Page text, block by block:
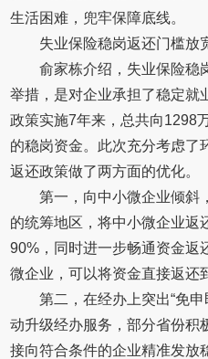
生活困难，兜牢保障底线。
失业保险稳岗返还门槛放
俞家栋介绍，失业保险稳
举措，是对企业承担了稳定就
政策实施7年来，总共向1298
的稳岗资金。此次充分考虑了
返还政策做了两方面的优化。
第一，向中小微企业倾斜
的统筹地区，将中小微企业返
90%，同时进一步畅通资金返
微企业，可以将资金直接返还
第二，在经办上突出“免
动升级经办服务，部分省份积
接向符合条件的企业精准发放